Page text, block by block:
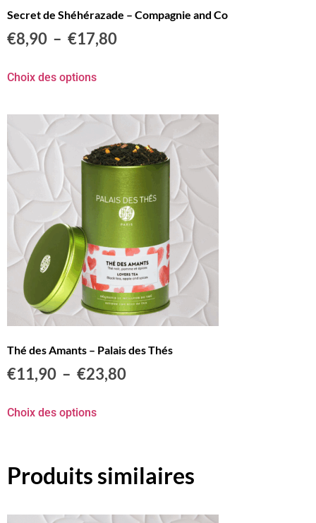
Secret de Shéhérazade – Compagnie and Co
€8,90 – €17,80
Choix des options
Thé des Amants – Palais des Thés
€11,90 – €23,80
Choix des options
Produits similaires